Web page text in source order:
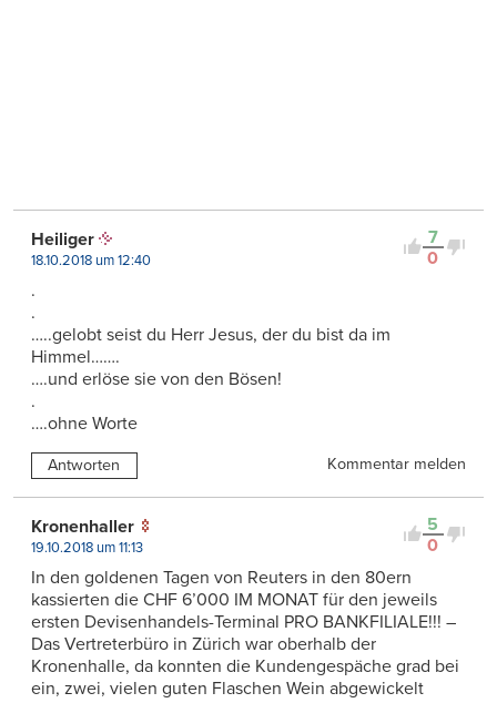
7
0
Heiliger
18.10.2018 um 12:40
.
.
…..gelobt seist du Herr Jesus, der du bist da im
Himmel…….
….und erlöse sie von den Bösen!
.
….ohne Worte
Antworten Kommentar melden
5
0
Kronenhaller
19.10.2018 um 11:13
In den goldenen Tagen von Reuters in den 80ern
kassierten die CHF 6’000 IM MONAT für den jeweils
ersten Devisenhandels-Terminal PRO BANKFILIALE!!! –
Das Vertreterbüro in Zürich war oberhalb der
Kronenhalle, da konnten die Kundengespäche grad bei
ein, zwei, vielen guten Flaschen Wein abgewickelt